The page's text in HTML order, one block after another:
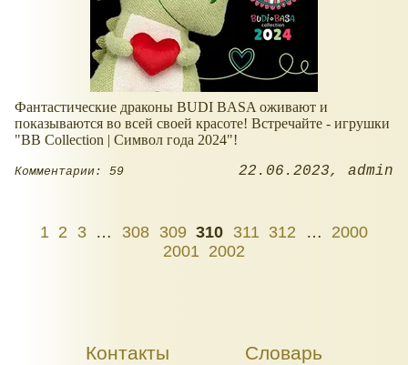
Фантастические драконы BUDI BASA оживают и
показываются во всей своей красоте! Встречайте - игрушки
"BB Collection | Символ года 2024"!
Комментарии: 59 22.06.2023 admin
1 2 3 … 308 309 310 311 312 …
2000
2001 2002
Контакты Словарь